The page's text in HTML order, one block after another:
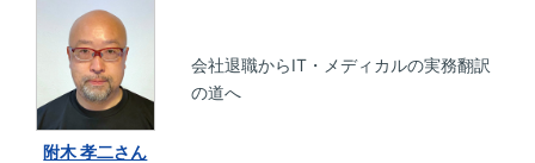
附木 孝二さん
会社退職からIT・メディカルの実務翻訳
の道へ